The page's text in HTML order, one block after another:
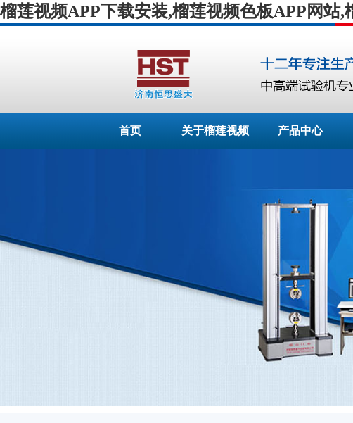
榴莲视频APP下载安装,榴莲视频色板APP网站
首页 关于榴莲视频 产品中心